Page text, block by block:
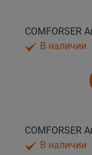
В наличии
В наличии